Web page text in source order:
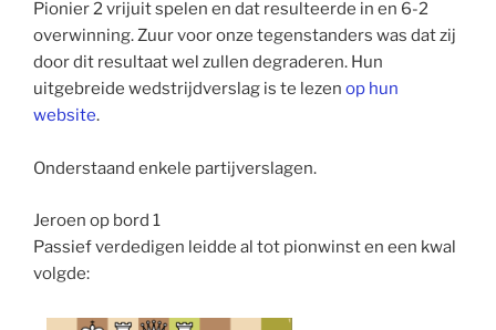
Pionier 2 vrijuit spelen en dat resulteerde in en 6-2
overwinning. Zuur voor onze tegenstanders was dat zij
door dit resultaat wel zullen degraderen. Hun
uitgebreide wedstrijdverslag is te lezen op hun
website.
Onderstaand enkele partijverslagen.
Jeroen op bord 1
Passief verdedigen leidde al tot pionwinst en een kwal
volgde: